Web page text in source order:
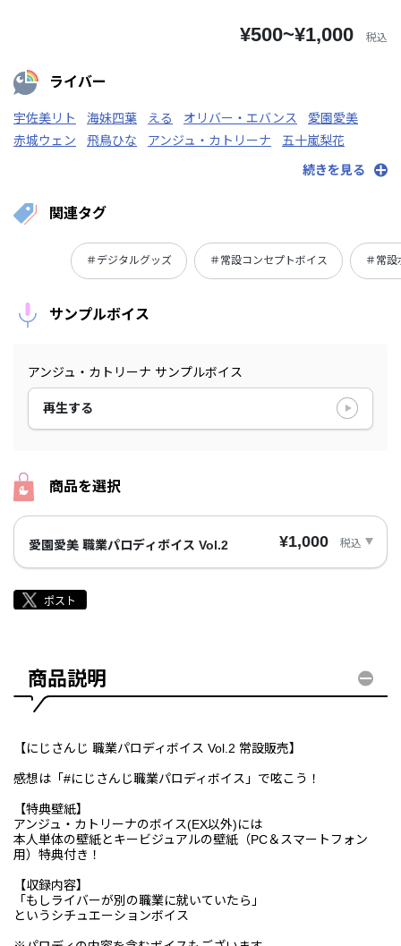
¥500~¥1,000 税込
ライバー
宇佐美リト 海妹四葉 える オリバー・エバンス
愛園愛美
赤城ウェン
飛鳥ひな アンジュ・カトリーナ
五十嵐梨花
続きを見る
関連タグ
＃デジタルグッズ ＃常設コンセプトボイス ＃常設
サンプルボイス
アンジュ・カトリーナ サンプルボイス
再生する
商品を選択
愛園愛美 職業パロディボイス Vol.2 ¥1,000 税込
商品説明
【にじさんじ 職業パロディボイス Vol.2 常設販売】
感想は「#にじさんじ職業パロディボイス」で呟こう！
【特典壁紙】
アンジュ・カトリーナのボイス(EX以外)には
本人単体の壁紙とキービジュアルの壁紙（PC＆スマートフォン
用）特典付き！
【収録内容】
「もしライバーが別の職業に就いていたら」
というシチュエーションボイス